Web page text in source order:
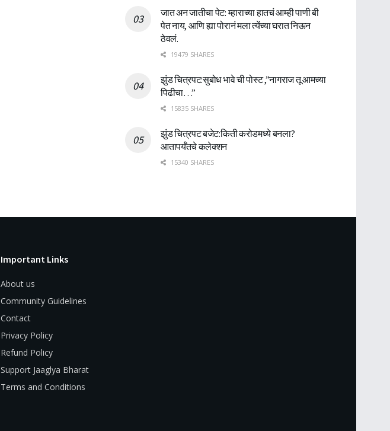
जात अन जातीचा पेट: म्हाराच्या हातचं आम्ही पाणी बी
पेत नाय, आणि ह्या पोरानं मला त्येंच्या घरात निऊन
ठेवलं.
19479 SHARES
झुंड चित्रपट:सुबोध भावे ची पोस्ट ,”नागराज तू आमच्या
पिढीचा…”
15835 SHARES
झुंड चित्रपट बजेट:किती करोडमध्ये बनला?
आतापर्यँतचे कलेक्शन
15340 SHARES
Important Links
About us
Community Guidelines
Contact
Privacy Policy
Refund Policy
Support Jaaglya Bharat
Terms and Conditions